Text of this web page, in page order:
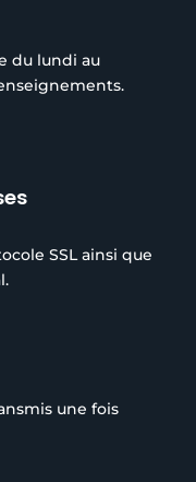
du lundi au
SSL ainsi que
une fois